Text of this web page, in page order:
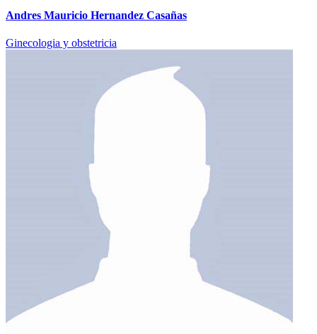
Andres Mauricio Hernandez Casañas
Ginecologia y obstetricia